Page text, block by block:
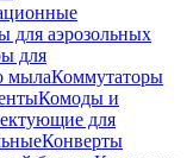
для аэрозольных
для
мылаКоммутаторы
Комоды и
для
Конверты